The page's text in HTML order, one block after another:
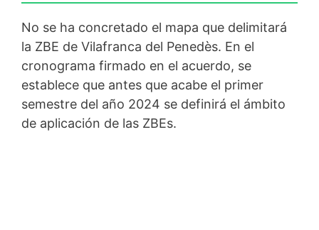
No se ha concretado el mapa que delimitará
la ZBE de Vilafranca del Penedès. En el
cronograma firmado en el acuerdo, se
establece que antes que acabe el primer
semestre del año 2024 se definirá el ámbito
de aplicación de las ZBEs.